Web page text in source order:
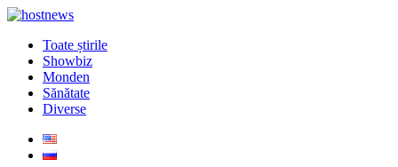
Toate știrile
Showbiz
Monden
Sănătate
Diverse